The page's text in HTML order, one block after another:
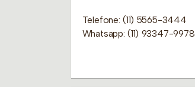
Telefone: (11) 5565-3444
Whatsapp: (11) 93347-9978